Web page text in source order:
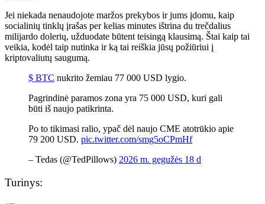
Jei niekada nenaudojote maržos prekybos ir jums įdomu, kaip
socialinių tinklų įrašas per kelias minutes ištrina du trečdalius
milijardo dolerių, užduodate būtent teisingą klausimą. Štai kaip tai
veikia, kodėl taip nutinka ir ką tai reiškia jūsų požiūriui į
kriptovaliutų saugumą.
$ BTC nukrito žemiau 77 000 USD lygio.
Pagrindinė paramos zona yra 75 000 USD, kuri gali
būti iš naujo patikrinta.
Po to tikimasi ralio, ypač dėl naujo CME atotrūkio apie
79 200 USD. pic.twitter.com/smg5oCPmHf
– Tedas (@TedPillows) 2026 m. gegužės 18 d
Turinys: